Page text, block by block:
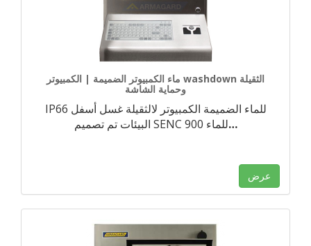
ماء الكمبيوتر الضميمة | الكمبيوتر washdown الثقيلة
وحماية الشاشة
IP66 للماء الضميمة الكمبيوتر لالثقيلة غسل أسفل
البيئات تم تصميم SENC 900 للماء…
عرض